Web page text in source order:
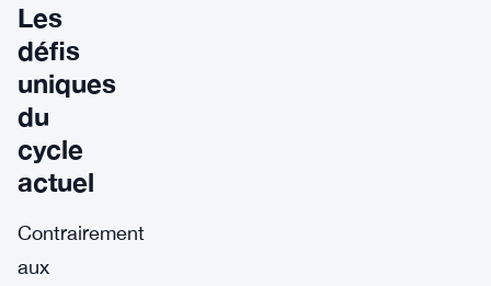
Les
défis
uniques
du
cycle
actuel
Contrairement
aux